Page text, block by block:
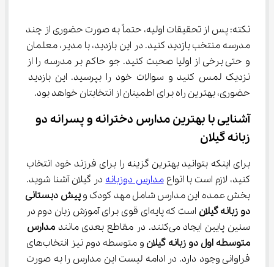
نکته: پس از تحقیقات اولیه، حتماً به صورت حضوری از چند
مدرسه منتخب بازدید کنید. در این بازدید، با مدیر، معلمان
و حتی برخی از اولیا صحبت کنید. جو حاکم بر مدرسه را از
نزدیک لمس کنید و سوالات خود را بپرسید. این بازدید
حضوری، بهترین راه برای اطمینان از انتخابتان خواهد بود.
آشنایی با بهترین مدارس دخترانه و پسرانه دو
زبانه گیلان
برای اینکه بتوانید بهترین گزینه را برای فرزند خود انتخاب
کنید، لازم است با انواع مدارس دوزبانه در گیلان آشنا شوید.
بخش عمده این مدارس شامل مهد کودک و پیش دبستانی
دو زبانه گیلان
است که پایه‌ای قوی برای آموزش زبان دوم در
سنین پایین ایجاد می‌کنند. در مقاطع بعدی مانند
مدارس
متوسطه اول دو زبانه گیلان
و متوسطه دوم نیز انتخاب‌های
فراوانی وجود دارد. در ادامه لیست این مدارس را به صورت